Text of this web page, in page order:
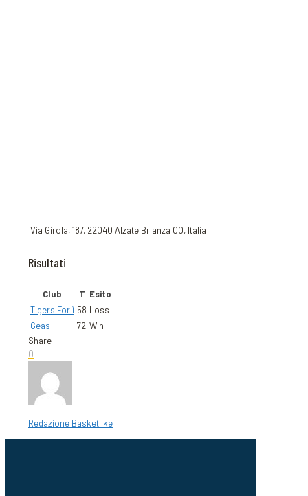
Via Girola, 187, 22040 Alzate Brianza CO, Italia
Risultati
Club T Esito
Tigers Forlì 58 Loss
Geas
72 Win
Share
0
Redazione Basketlike